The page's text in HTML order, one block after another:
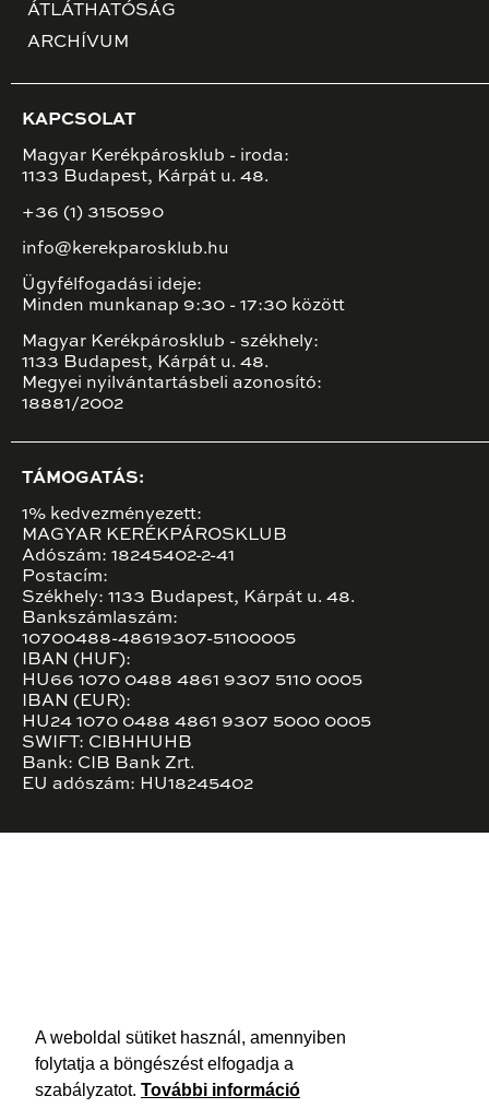
A weboldal sütiket használ, amennyiben
folytatja a böngészést elfogadja a
szabályzatot. További információ
ÁTLÁTHATÓSÁG
ARCHÍVUM
KAPCSOLAT
Magyar Kerékpárosklub - iroda:
1133 Budapest, Kárpát u. 48.
+36 (1) 3150590
info@kerekparosklub.hu
Ügyfélfogadási ideje:
Minden munkanap 9:30 - 17:30 között
Magyar Kerékpárosklub - székhely:
1133 Budapest, Kárpát u. 48.
Megyei nyilvántartásbeli azonosító:
18881/2002
TÁMOGATÁS:
1% kedvezményezett:
MAGYAR KERÉKPÁROSKLUB
Adószám: 18245402-2-41
Postacím:
Székhely: 1133 Budapest, Kárpát u. 48.
Bankszámlaszám:
10700488-48619307-51100005
IBAN (HUF):
HU66 1070 0488 4861 9307 5110 0005
IBAN (EUR):
HU24 1070 0488 4861 9307 5000 0005
SWIFT: CIBHHUHB
Bank: CIB Bank Zrt.
EU adószám: HU18245402